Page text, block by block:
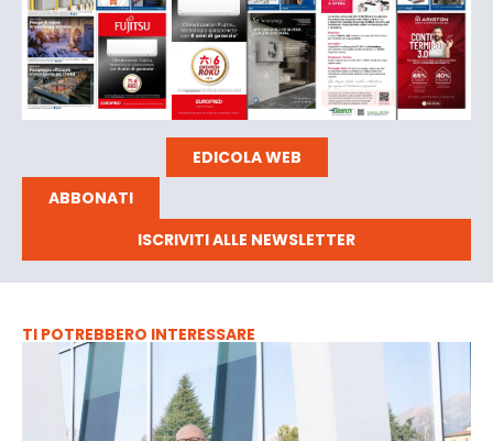
EDICOLA WEB
ABBONATI
ISCRIVITI ALLE NEWSLETTER
TI POTREBBERO INTERESSARE